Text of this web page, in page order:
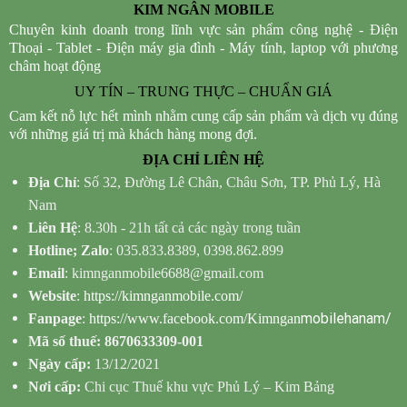
KIM NGÂN MOBILE
Chuyên kinh doanh trong lĩnh vực sản phẩm công nghệ - Điện
Thoại - Tablet - Điện máy gia đình - Máy tính, laptop với phương
châm hoạt động
UY TÍN – TRUNG THỰC – CHUẨN GIÁ
Cam kết nỗ lực hết mình nhằm cung cấp sản phẩm và dịch vụ đúng
với những giá trị mà khách hàng mong đợi.
ĐỊA CHỈ LIÊN HỆ
Địa Chỉ: Số 32, Đường Lê Chân, Châu Sơn, TP. Phủ Lý, Hà
Nam
Liên Hệ: 8.30h - 21h tất cả các ngày trong tuần
Hotline; Zalo: 035.833.8389, 0398.862.899
Email: kimnganmobile6688@gmail.com
Website: https://kimnganmobile.com/
Fanpage: https://www.facebook.com/Kimnganmobilehanam/
Mã số thuế: 8670633309-001
Ngày cấp: 13/12/2021
Nơi cấp: Chi cục Thuế khu vực Phủ Lý – Kim Bảng